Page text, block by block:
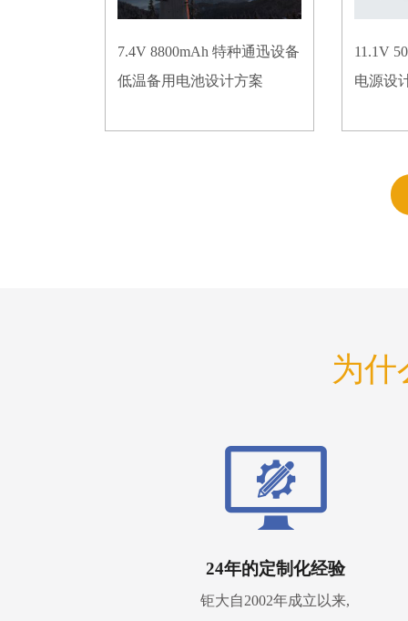
7.4V 8800mAh 特种通迅设备
低温备用电池设计方案
11.1V
电源设
为什
24年的定制化经验
钜大自2002年成立以来,